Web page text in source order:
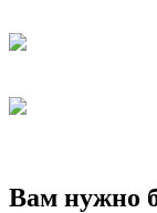
Вам нужно